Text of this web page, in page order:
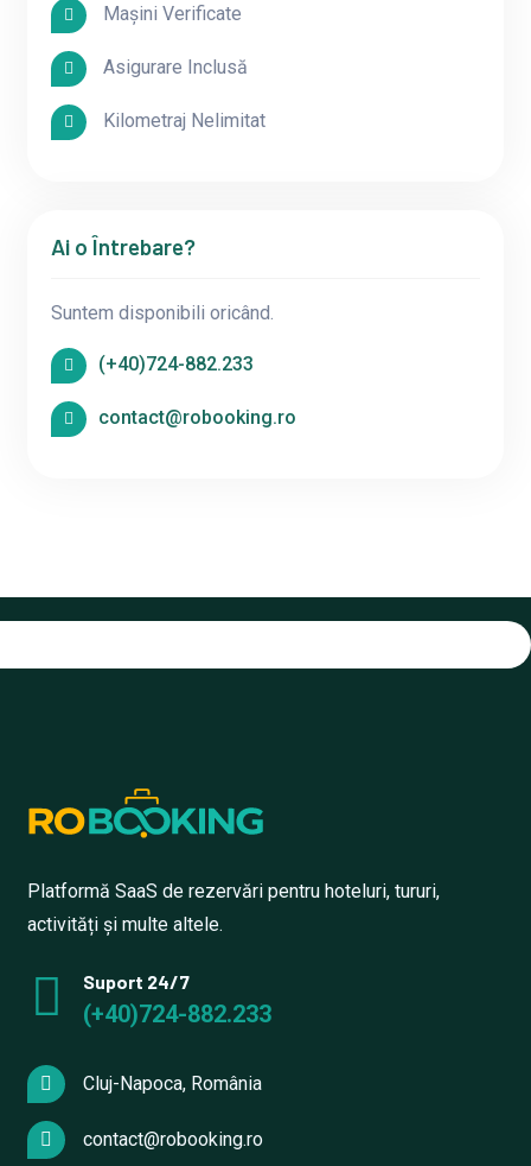
Mașini Verificate
Asigurare Inclusă
Kilometraj Nelimitat
Ai o Întrebare?
Suntem disponibili oricând.
(+40)724-882.233
contact@robooking.ro
Platformă SaaS de rezervări pentru hoteluri, tururi,
activități și multe altele.
Suport 24/7
(+40)724-882.233
Cluj-Napoca, România
contact@robooking.ro